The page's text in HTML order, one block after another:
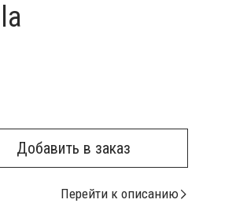
Добавить в заказ
Перейти к описанию